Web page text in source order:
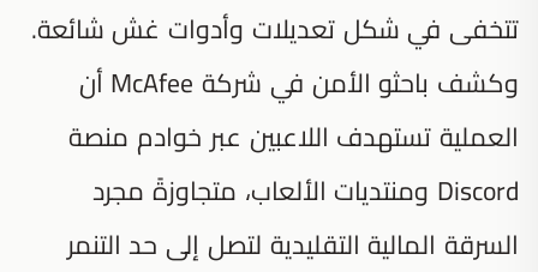
تتخفى في شكل تعديلات وأدوات غش شائعة.
وكشف باحثو الأمن في شركة McAfee أن
العملية تستهدف اللاعبين عبر خوادم منصة
Discord ومنتديات الألعاب، متجاوزةً مجرد
السرقة المالية التقليدية لتصل إلى حد التنمر